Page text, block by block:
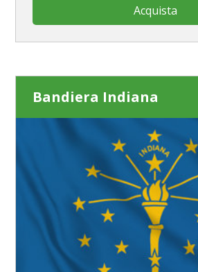
Acquista
Bandiera Indiana